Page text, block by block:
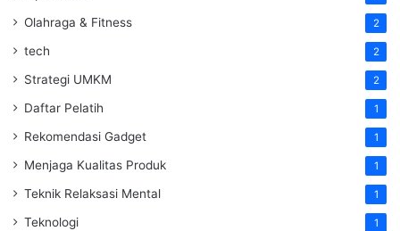
Olahraga & Fitness 2
tech 2
Strategi UMKM 2
Daftar Pelatih 1
Rekomendasi Gadget 1
Menjaga Kualitas Produk 1
Teknik Relaksasi Mental 1
Teknologi 1